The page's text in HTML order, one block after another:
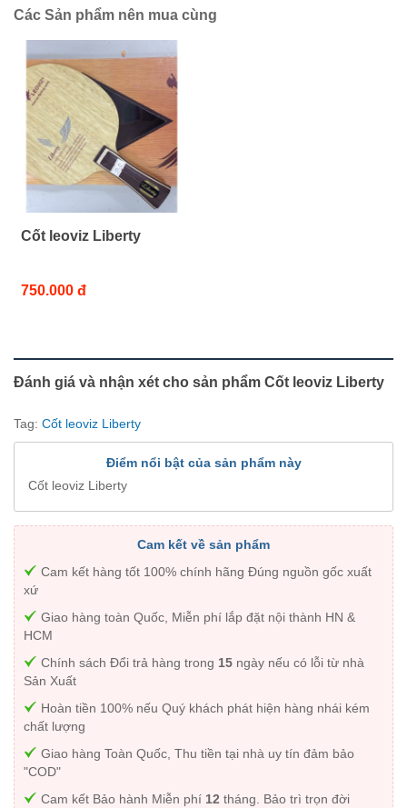
Các Sản phẩm nên mua cùng
Cốt leoviz Liberty
750.000 đ
Đánh giá và nhận xét cho sản phẩm Cốt leoviz Liberty
Tag: Cốt leoviz Liberty
Điểm nổi bật của sản phẩm này
Cốt leoviz Liberty
Cam kết về sản phẩm
Cam kết hàng tốt 100% chính hãng Đúng nguồn gốc xuất
xứ
Giao hàng toàn Quốc, Miễn phí lắp đặt nội thành HN &
HCM
Chính sách Đổi trả hàng trong 15 ngày nếu có lỗi từ nhà
Sản Xuất
Hoàn tiền 100% nếu Quý khách phát hiện hàng nhái kém
chất lượng
Giao hàng Toàn Quốc, Thu tiền tại nhà uy tín đảm bảo
"COD"
Cam kết Bảo hành Miễn phí 12 tháng. Bảo trì trọn đời